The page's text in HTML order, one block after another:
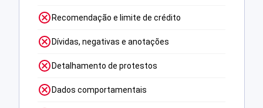
Recomendação e limite de crédito
Dívidas, negativas e anotações
Detalhamento de protestos
Dados comportamentais